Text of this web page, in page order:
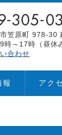
笠原町 978-30
時～17時（昼休
合わせ
報 アク